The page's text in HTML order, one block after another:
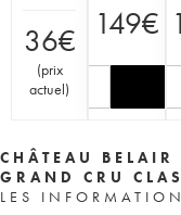
36€
(prix
actuel)
149€
CHÂTEAU
GRAND CRU
LES